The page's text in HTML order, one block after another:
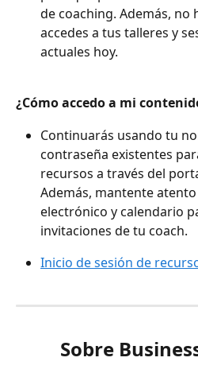
de coaching. Además, no
accedes a tus talleres y
actuales hoy.
¿Cómo accedo a mi
Continuarás usando tu
contraseña existentes
recursos a través del
Además, mantente
electrónico y calendario
invitaciones de tu coach.
Inicio de sesión de
Sobre